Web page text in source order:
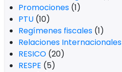
Promociones (1)
PTU (10)
Regímenes fiscales (1)
Relaciones Internacionales
RESICO (20)
RESPE (5)